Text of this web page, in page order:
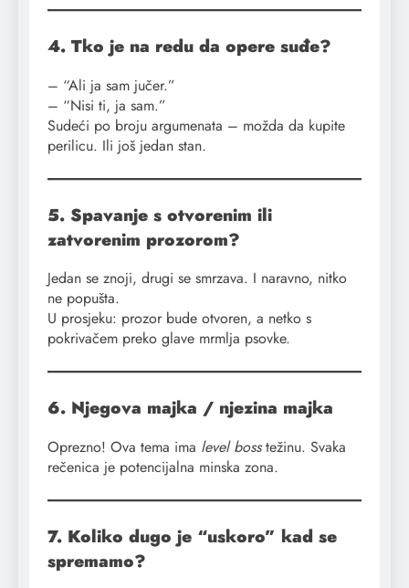
4. Tko je na redu da opere suđe?
– “Ali ja sam jučer.”
– “Nisi ti, ja sam.”
Sudeći po broju argumenata – možda da kupite
perilicu. Ili još jedan stan.
5. Spavanje s otvorenim ili
zatvorenim prozorom?
Jedan se znoji, drugi se smrzava. I naravno, nitko
ne popušta.
U prosjeku: prozor bude otvoren, a netko s
pokrivačem preko glave mrmlja psovke.
6. Njegova majka / njezina majka
Oprezno! Ova tema ima level bosstežinu. Svaka
rečenica je potencijalna minska zona.
7. Koliko dugo je “uskoro” kad se
spremamo?